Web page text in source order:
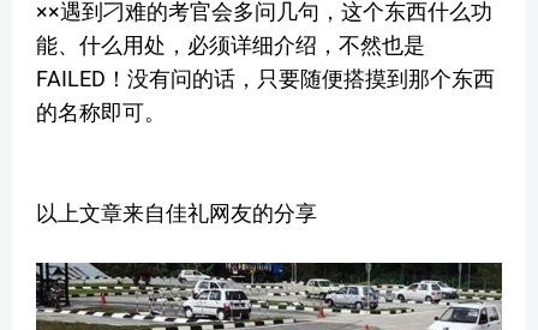
××遇到刁难的考官会多问几句，这个东西什么功
能、什么用处，必须详细介绍，不然也是
FAILED！没有问的话，只要随便搭摸到那个东西
的名称即可。
以上文章来自佳礼网友的分享